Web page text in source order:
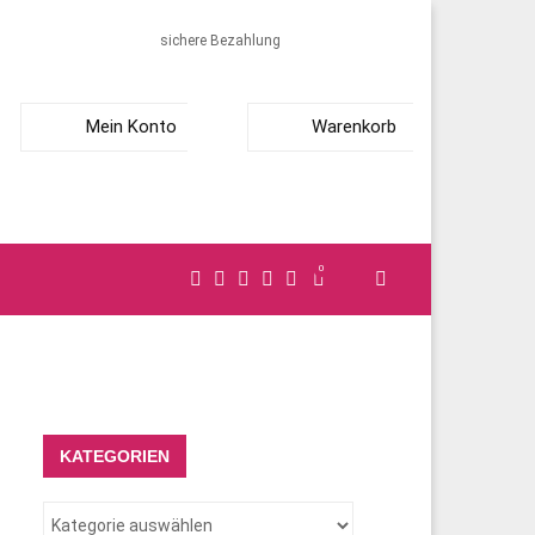
sichere Bezahlung
Mein Konto Warenkorb
0
KATEGORIEN